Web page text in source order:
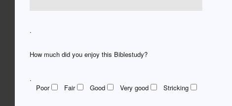
.
How much did you enjoy this Biblestudy?
.
Poor
Fair Good Very good Stricking